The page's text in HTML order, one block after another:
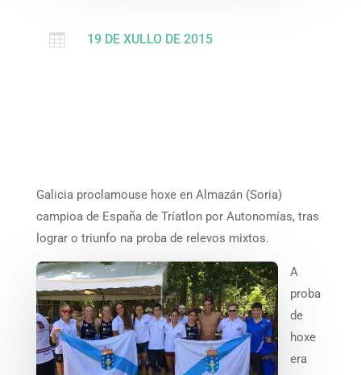
 19 DE XULLO DE 2015
Galicia proclamouse hoxe en Almazán (Soria)
campioa de España de Tríatlon por Autonomías, tras
lograr o triunfo na proba de relevos mixtos.
A
proba
de
hoxe
era